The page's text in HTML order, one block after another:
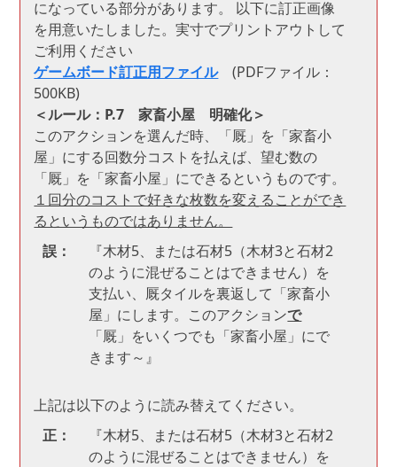
になっている部分があります。 以下に訂正画像
を用意いたしました。実寸でプリントアウトして
ご利用ください
ゲームボード訂正用ファイル(PDFファイル：
500KB)
＜ルール：P.7 家畜小屋 明確化＞
このアクションを選んだ時、「厩」を「家畜小
屋」にする回数分コストを払えば、望む数の
「厩」を「家畜小屋」にできるというものです。
１回分のコストで好きな枚数を変えることができ
るというものではありません。
誤：
『木材5、または石材5（木材3と石材2
のように混ぜることはできません）を
支払い、厩タイルを裏返して「家畜小
屋」にします。このアクションで
「厩」をいくつでも「家畜小屋」にで
きます～』
上記は以下のように読み替えてください。
正：
『木材5、または石材5（木材3と石材2
のように混ぜることはできません）を